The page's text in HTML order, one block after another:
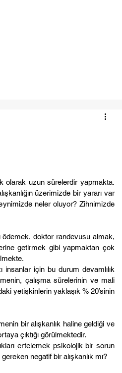
olarak uzun sürelerdir yapmakta.
üzerimizde bir yararı var
neler oluyor? Zihnimizde
ödemek, doktor randevusu almak,
getirmek gibi yapmaktan çok
insanlar için bu durum devamlılık
çalışma sürelerinin ve mali
yetişkinlerin yaklaşık % 20’sinin
bir alışkanlık haline geldiği ve
çıktığı görülmektedir.
ertelemek psikolojik bir sorun
negatif bir alışkanlık mı?